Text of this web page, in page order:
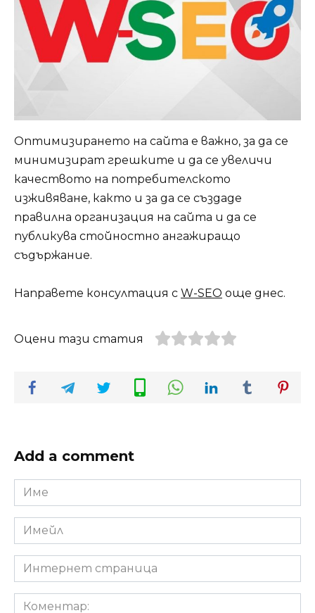
Оптимизирането на сайта е важно, за да се
минимизират грешките и да се увеличи
качеството на потребителското
изживяване, както и за да се създаде
правилна организация на сайта и да се
публикува стойностно ангажиращо
съдържание.
Направете консултация с W-SEO още днес.
Оцени тази статия
Add a comment
Име
*
Имейл
*
Интернет
страница
Коментар: